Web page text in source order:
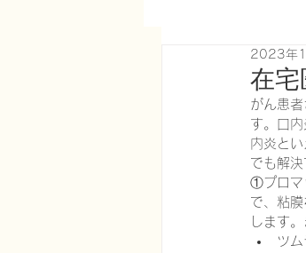
栄養管理を科学す
がん緩和ケア医
慢性難治性疼痛
在
2023年
がん患
す。口
内炎と
でも解
①プロマ
で、粘
します
ツ